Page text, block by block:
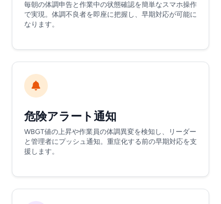
毎朝の体調申告と作業中の状態確認を簡単なスマホ操作
で実現。体調不良者を即座に把握し、早期対応が可能に
なります。
危険アラート通知
WBGT値の上昇や作業員の体調異変を検知し、リーダー
と管理者にプッシュ通知。重症化する前の早期対応を支
援します。